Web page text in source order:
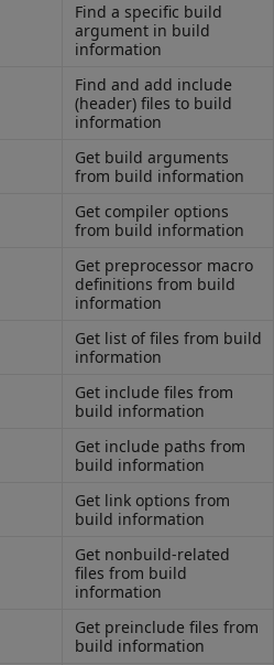
Find a specific build
argument in build
information
Find and add include
(header) files to build
information
Get build arguments
from build information
Get compiler options
from build information
Get preprocessor macro
definitions from build
information
Get list of files from build
information
Get include files from
build information
Get include paths from
build information
Get link options from
build information
Get nonbuild-related
files from build
information
Get preinclude files from
build information